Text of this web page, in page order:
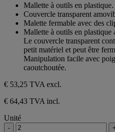
étoiles.
Mallette à outils en plastique.
Couvercle transparent
Malette fermable avec des
Mallette à outils en plastique
Le couvercle transparent
petit matériel et peut être
Manipulation facile avec
caoutchoutée.
€ 53,25 TVA excl.
€ 64,43 TVA incl.
Unité
-